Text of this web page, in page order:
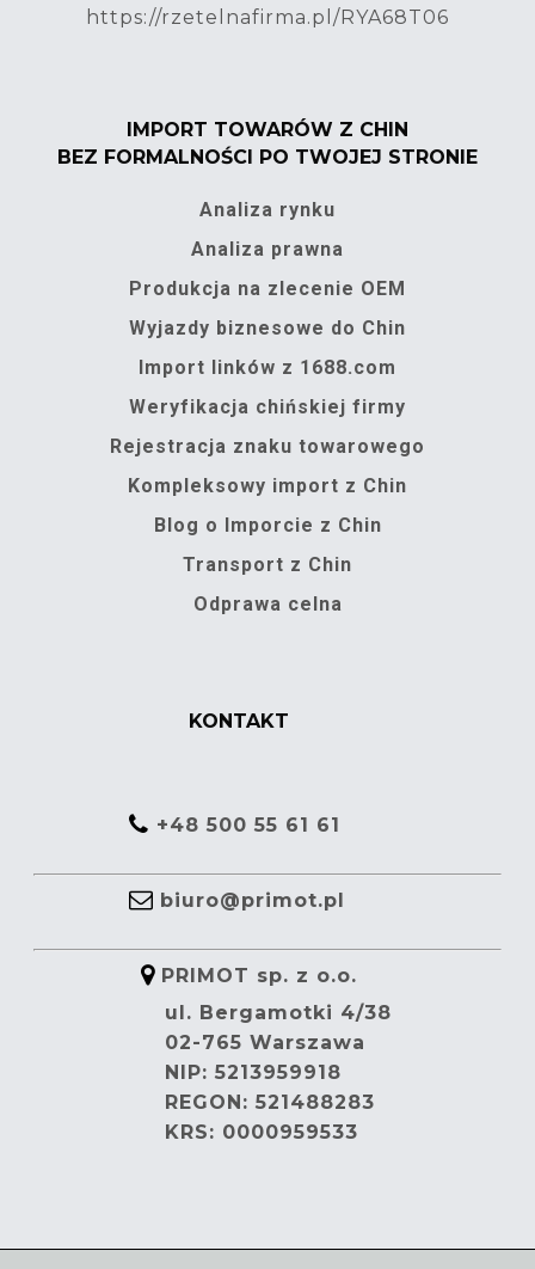
https://rzetelnafirma.pl/RYA68T06
IMPORT TOWARÓW Z CHIN
BEZ FORMALNOŚCI PO TWOJEJ STRONIE
Analiza rynku
Analiza prawna
Produkcja na zlecenie OEM
Wyjazdy biznesowe do Chin
Import linków z 1688.com
Weryfikacja chińskiej firmy
Rejestracja znaku towarowego
Kompleksowy import z Chin
Blog o Imporcie z Chin
Transport z Chin
Odprawa celna
KONTAKT
+48 500 55 61 61
biuro@primot.pl
PRIMOT sp. z o.o.
ul. Bergamotki 4/38
02-765 Warszawa
NIP: 5213959918
REGON: 521488283
KRS: 0000959533